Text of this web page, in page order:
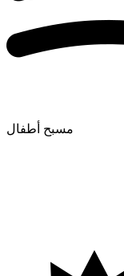
مسبح أطفال